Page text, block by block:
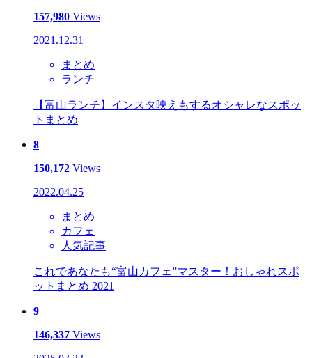
157,980 Views
2021.12.31
まとめ
ランチ
【富山ランチ】インスタ映えもするオシャレなスポッ
トまとめ
8
150,172 Views
2022.04.25
まとめ
カフェ
人気記事
これであなたも“富山カフェ”マスター！おしゃれスポ
ットまとめ 2021
9
146,337 Views